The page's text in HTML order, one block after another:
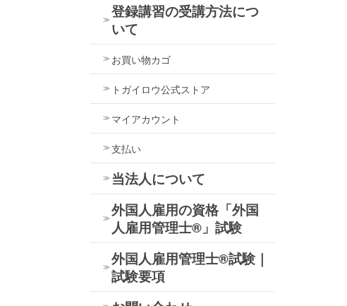
登録講習の受講方法につ
いて
お買い物カゴ
トガイロウ公式ストア
マイアカウント
支払い
当法人について
外国人雇用の資格「外国
人雇用管理士®」試験
外国人雇用管理士®試験｜
試験要項